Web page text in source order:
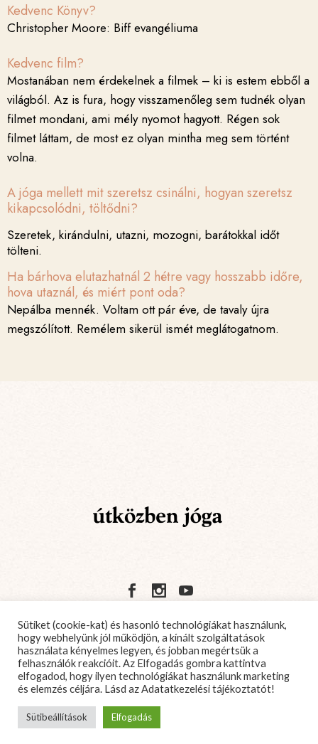
Kedvenc Könyv?
Christopher Moore: Biff evangéliuma
Kedvenc film?
Mostanában nem érdekelnek a filmek – ki is estem ebből a
világból. Az is fura, hogy visszamenőleg sem tudnék olyan
filmet mondani, ami mély nyomot hagyott. Régen sok
filmet láttam, de most ez olyan mintha meg sem történt
volna.
A jóga mellett mit szeretsz csinálni, hogyan szeretsz
kikapcsolódni, töltődni?
Szeretek, kirándulni, utazni, mozogni, barátokkal időt
tölteni.
Ha bárhova elutazhatnál 2 hétre vagy hosszabb időre,
hova utaznál, és miért pont oda?
Nepálba mennék. Voltam ott pár éve, de tavaly újra
megszólított. Remélem sikerül ismét meglátogatnom.
ÁSZF TÁBORI SZABÁLYZAT
KAPCSOLAT ADATKEZELÉSI TÁJÉKOZTATÓ
Sütiket (cookie-kat) és hasonló technológiákat használunk,
hogy webhelyünk jól működjön, a kínált szolgáltatások
használata kényelmes legyen, és jobban megértsük a
felhasználók reakcióit. Az Elfogadás gombra kattintva
elfogadod, hogy ilyen technológiákat használunk marketing
és elemzés céljára. Lásd azAdatatkezelési tájékoztatót!
Sütibeállítások Elfogadás